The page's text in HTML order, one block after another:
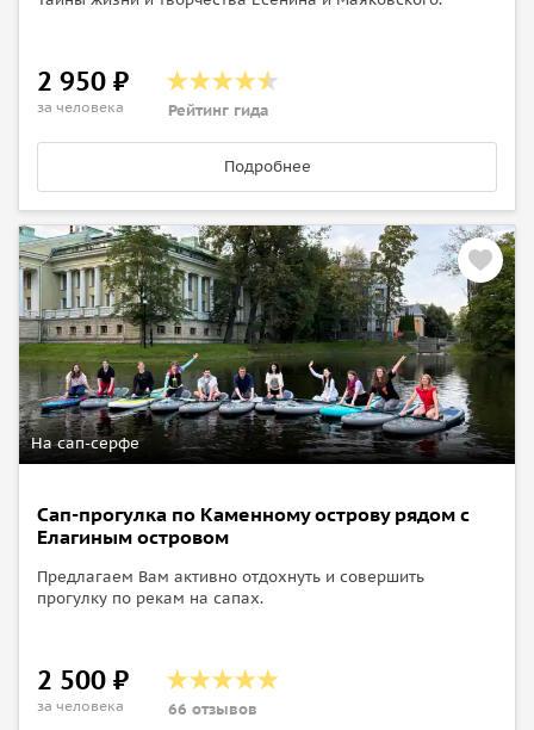
2 950 ₽
за человека Рейтинг гида
Подробнее
На сап-серфе
Сап-прогулка по Каменному острову рядом с
Елагиным островом
Предлагаем Вам активно отдохнуть и совершить
прогулку по рекам на сапах.
2 500 ₽
за человека 66 отзывов